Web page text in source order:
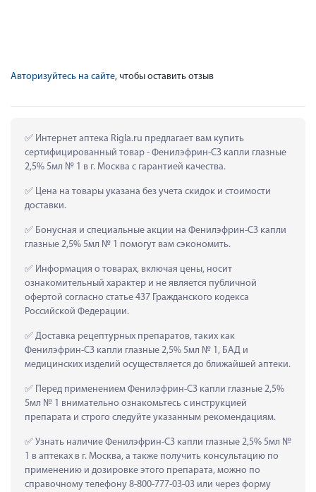
Авторизуйтесь на сайте, чтобы оставить отзыв
Интернет аптека Rigla.ru предлагает вам купить
сертифицированный товар - Фенилэфрин-СЗ капли глазные
2,5% 5мл № 1 в г. Москва с гарантией качества.
Цена на товары указана без учета скидок и стоимости
доставки.
Бонусная и специальные акции на Фенилэфрин-СЗ капли
глазные 2,5% 5мл № 1 помогут вам сэкономить.
Информация о товарах, включая цены, носит
ознакомительный характер и не является публичной
офертой согласно статье 437 Гражданского кодекса
Российской Федерации.
Доставка рецептурных препаратов, таких как
Фенилэфрин-СЗ капли глазные 2,5% 5мл № 1, БАД и
медицинских изделий осуществляется до ближайшей аптеки.
Перед применением Фенилэфрин-СЗ капли глазные 2,5%
5мл № 1 внимательно ознакомьтесь с инструкцией
препарата и строго следуйте указанным рекомендациям.
Узнать наличие Фенилэфрин-СЗ капли глазные 2,5% 5мл №
1 в аптеках в г. Москва, а также получить консультацию по
применению и дозировке этого препарата, можно по
справочному телефону 8-800-777-03-03 или через форму